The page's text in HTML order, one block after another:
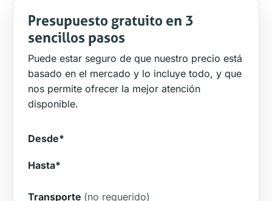
Presupuesto gratuito en 3
sencillos pasos
Puede estar seguro de que nuestro precio está
basado en el mercado y lo incluye todo, y que
nos permite ofrecer la mejor atención
disponible.
Desde*
Hasta*
Transporte (no requerido)